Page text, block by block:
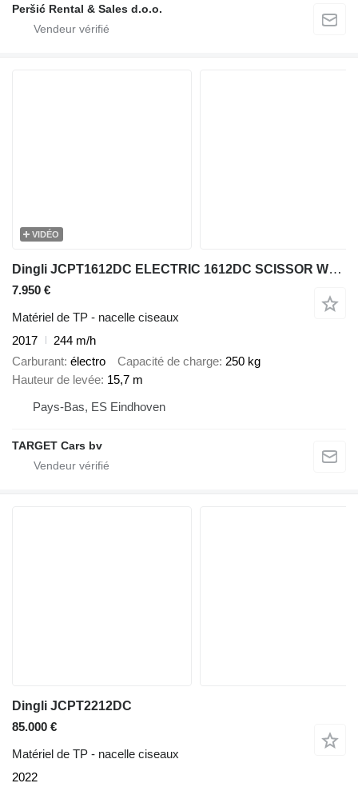
Peršić Rental & Sales d.o.o.
VIDÉO
Dingli JCPT1612DC ELECTRIC 1612DC SCISSOR WORK LIFT 2017 244HRS 1570CM
7.950 €
Matériel de TP - nacelle ciseaux
2017
244 m/h
Carburant électro Capacité de charge 250 kg
Hauteur de levée 15,7 m
Pays-Bas, ES Eindhoven
TARGET Cars bv
Dingli JCPT2212DC
85.000 €
Matériel de TP - nacelle ciseaux
2022